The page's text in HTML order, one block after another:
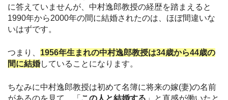
に答えていませんが、中村逸郎教授の経歴を踏まえると
1990年から2000年の間に結婚されたのは、ほぼ間違いな
いはずです。
つまり、 1956年生まれの中村逸郎教授は34歳から44歳の
間に結婚していることになります。
ちなみに中村逸郎教授は初めて名簿に将来の嫁(妻)の名前
があるのを見て、「 この人と結婚する 」と直感が働いたと